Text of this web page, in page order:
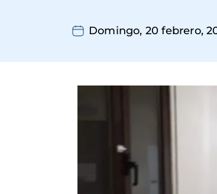
Domingo, 20 febrero,